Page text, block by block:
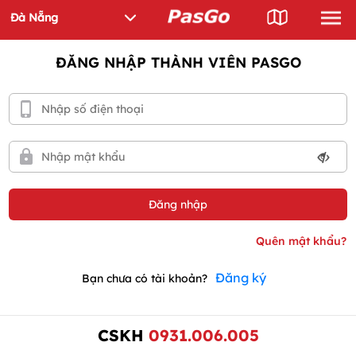
ĐĂNG NHẬP THÀNH VIÊN PASGO
Bạn chưa có tài khoản? Đăng ký
CSKH 0931.006.005